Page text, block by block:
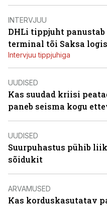
INTERVJUU
DHLi tippjuht
terminal tõi Saksa
Intervjuu tippjuhiga
UUDISED
Kas suudad kriisi
paneb seisma kogu
UUDISED
Suurpuhastus pühib
sõidukit
ARVAMUSED
Kas korduskasutatav